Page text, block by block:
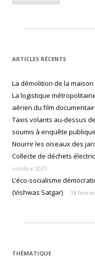
ARTICLES RÉCENTS
La démolition de la
La logistique
aérien du film
Taxis volants au-dessus
soumis à enquête publique
Nourrir les oiseaux des
Collecte de déchets
octobre 2021
L’éco-socialisme
(Vishwas Satgar)
18
THÈMATIQUE